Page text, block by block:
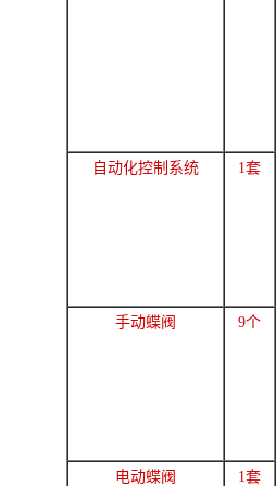
自动化控制系统 1套
手动蝶阀 9个
电动蝶阀 1套